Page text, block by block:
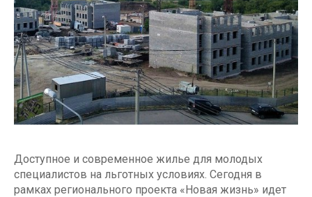
Доступное и современное жилье для молодых
специалистов на льготных условиях. Сегодня в
рамках регионального проекта «Новая жизнь» идет